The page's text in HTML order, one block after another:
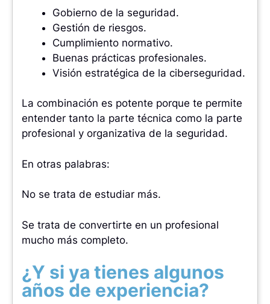
Gobierno de la seguridad.
Gestión de riesgos.
Cumplimiento normativo.
Buenas prácticas profesionales.
Visión estratégica de la ciberseguridad.
La combinación es potente porque te permite
entender tanto la parte técnica como la parte
profesional y organizativa de la seguridad.
En otras palabras:
No se trata de estudiar más.
Se trata de convertirte en un profesional
mucho más completo.
¿Y si ya tienes algunos
años de experiencia?